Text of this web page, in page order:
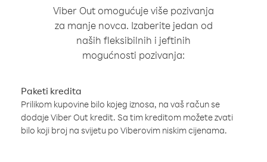
Viber Out omogućuje više pozivanja
za manje novca. Izaberite jedan od
naših fleksibilnih i jeftinih
mogućnosti pozivanja:
Paketi kredita
Prilikom kupovine bilo kojeg iznosa, na vaš račun se
dodaje Viber Out kredit. Sa tim kreditom možete zvati
bilo koji broj na svijetu po Viberovim niskim cijenama.